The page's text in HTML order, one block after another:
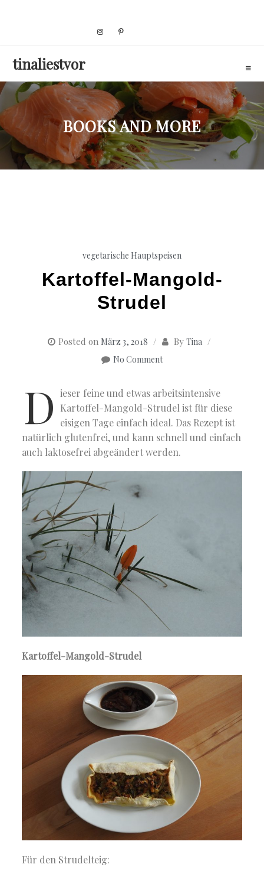
tinaliestvor
BOOKS AND MORE
vegetarische Hauptspeisen
Kartoffel-Mangold-
Strudel
Posted on März 3, 2018 By Tina
No Comment
D ieser feine und etwas arbeitsintensive
Kartoffel-Mangold-Strudel ist für diese
eisigen Tage einfach ideal. Das Rezept ist
natürlich glutenfrei, und kann schnell und einfach
auch laktosefrei abgeändert werden.
Kartoffel-Mangold-Strudel
Für den Strudelteig: